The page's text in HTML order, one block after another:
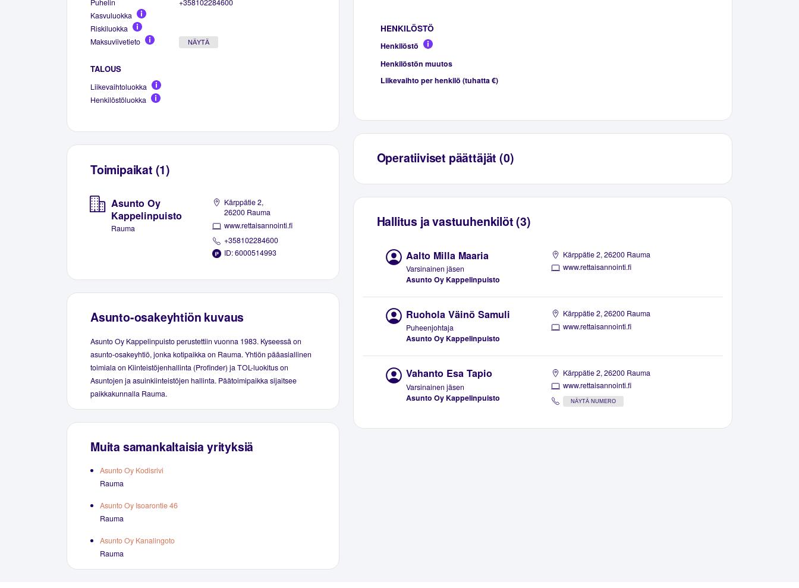
Puhelin
+358102284600
Kasvuluokka
Riskiluokka
Maksuviivetieto
NÄYTÄ
TALOUS
Liikevaihtoluokka
Henkilöstöluokka
Toimipaikat (1)
Asunto Oy
Kappelinpuisto
Rauma
Kärppätie 2,
26200 Rauma
www.rettaisannointi.fi
+358102284600
ID: 6000514993
Asunto-osakeyhtiön kuvaus
Asunto Oy Kappelinpuisto perustettiin vuonna 1983. Kyseessä on
asunto-osakeyhtiö, jonka kotipaikka on Rauma. Yhtiön pääasiallinen
toimiala on Kiinteistöjenhallinta (Profinder) ja TOL-luokitus on
Asuntojen ja asuinkiinteistöjen hallinta. Päätoimipaikka sijaitsee
paikkakunnalla Rauma.
Muita samankaltaisia yrityksiä
Asunto Oy Kodisrivi
Rauma
Asunto Oy Isoarontie 46
Rauma
Asunto Oy Kanalingoto
Rauma
HENKILÖSTÖ
Henkilöstö
Henkilöstön muutos
Liikevaihto per henkilö (tuhatta €)
Operatiiviset päättäjät (0)
Hallitus ja vastuuhenkilöt (3)
Aalto Milla Maaria
Varsinainen jäsen
Asunto Oy Kappelinpuisto
Kärppätie 2, 26200 Rauma
www.rettaisannointi.fi
Ruohola Väinö Samuli
Puheenjohtaja
Asunto Oy Kappelinpuisto
Kärppätie 2, 26200 Rauma
www.rettaisannointi.fi
Vahanto Esa Tapio
Varsinainen jäsen
Asunto Oy Kappelinpuisto
Kärppätie 2, 26200 Rauma
www.rettaisannointi.fi
NÄYTÄ NUMERO